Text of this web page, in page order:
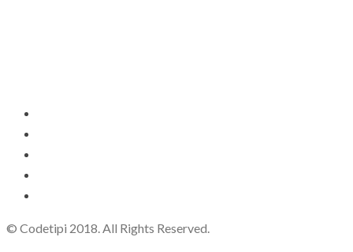
© Codetipi 2018. All Rights Reserved.